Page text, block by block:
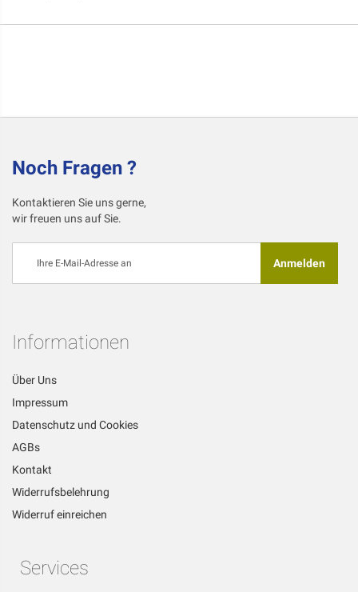
Noch Fragen ?
Kontaktieren Sie uns gerne,
wir freuen uns auf Sie.
sich
an:
Anmelden
Informationen
Über Uns
Impressum
Datenschutz und Cookies
AGBs
Kontakt
Widerrufsbelehrung
Widerruf einreichen
Services